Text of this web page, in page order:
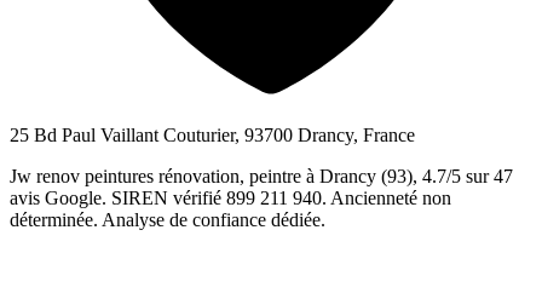
25 Bd Paul Vaillant Couturier, 93700 Drancy, France
Jw renov peintures rénovation, peintre à Drancy (93), 4.7/5 sur 47
avis Google. SIREN vérifié 899 211 940. Ancienneté non
déterminée. Analyse de confiance dédiée.